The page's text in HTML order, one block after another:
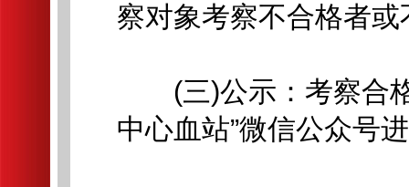
察对象考察不合格者
(三)公示：考察合格
中心血站”微信公众号